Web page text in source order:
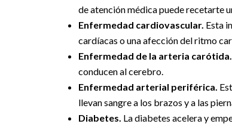
de atención médica puede recetarte
Enfermedad cardiovascular. Esta
cardíacas o una afección del ritmo
Enfermedad de la arteria carótida.
conducen al cerebro.
Enfermedad arterial periférica.
llevan sangre a los brazos y a las
Diabetes. La diabetes acelera y